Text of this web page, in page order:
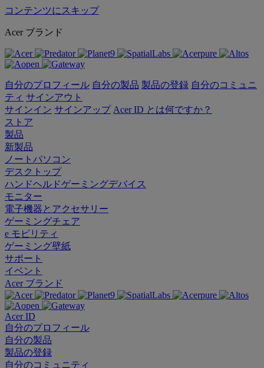
コンテンツにスキップ
Acer ブランド
自分のプロフィール 自分の製品 製品の登録 自分のコミュニ
ティ サインアウト
サインイン サインアップ Acer ID とは何ですか？
ストア
製品
新製品
ノートパソコン
デスクトップ
ハンドヘルドゲーミングデバイス
モニター
電子機器とアクセサリー
ゲーミングチェア
e モビリティ
ゲーミング壁紙
サポート
イベント
Acer ブランド
Acer ID
自分のプロフィール
自分の製品
製品の登録
自分のコミュニティ